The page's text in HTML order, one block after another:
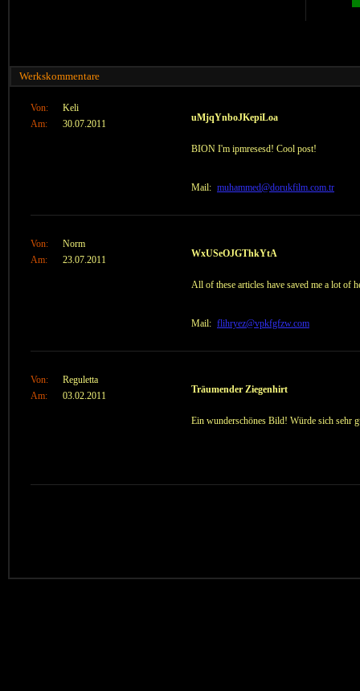
Werkskommentare
Von:
Keli
Am:
30.07.2011
uMjqYnboJKepiLoa
BION I'm ipmresesd! Cool post!
Mail: muhammed@dorukfilm.com.tr
Von:
Norm
Am:
23.07.2011
WxUSeOJGThkYtA
All of these articles have saved me a lot of
Mail: flihryez@vpkfgfzw.com
Von:
Reguletta
Am:
03.02.2011
Träumender Ziegenhirt
Ein wunderschönes Bild! Würde sich sehr